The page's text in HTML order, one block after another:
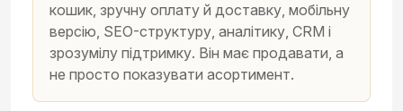
кошик, зручну оплату й доставку, мобільну
версію, SEO-структуру, аналітику, CRM і
зрозумілу підтримку. Він має продавати, а
не просто показувати асортимент.